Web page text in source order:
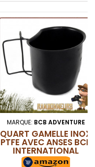
MARQUE: BCB ADVENTURE
QUART GAMELLE INOX
PTFE AVEC ANSES BCB
INTERNATIONAL